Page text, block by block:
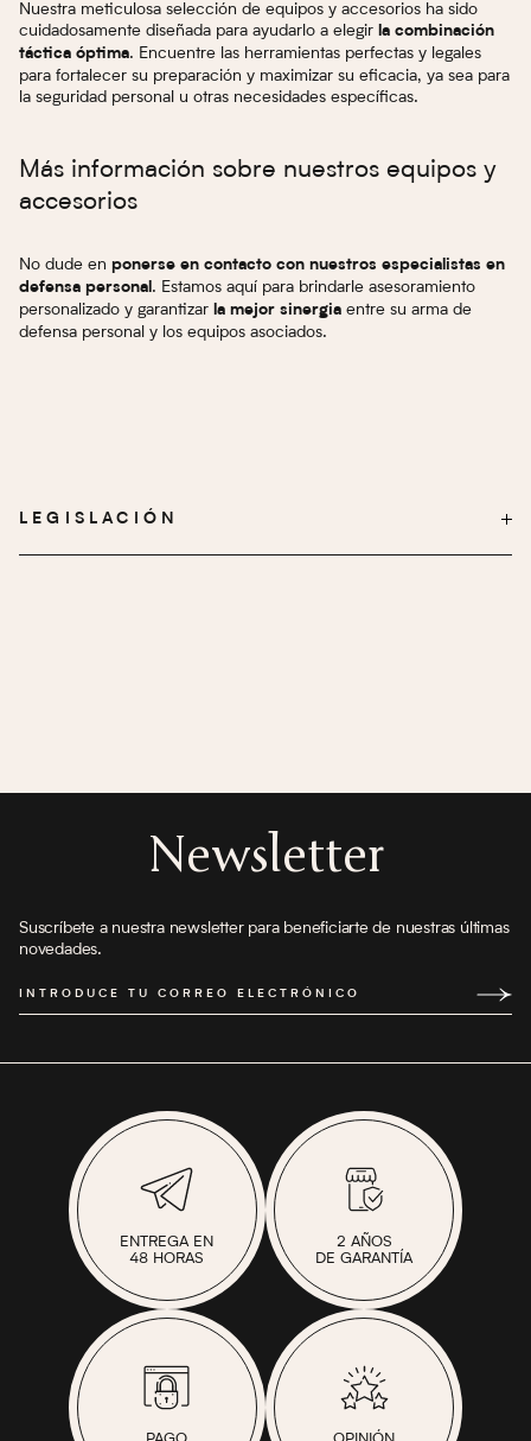
Nuestra meticulosa selección de equipos y accesorios ha sido
cuidadosamente diseñada para ayudarlo a elegir la combinación
táctica óptima. Encuentre las herramientas perfectas y legales
para fortalecer su preparación y maximizar su eficacia, ya sea para
la seguridad personal u otras necesidades específicas.
Más información sobre nuestros equipos y
accesorios
No dude en ponerse en contacto con nuestros especialistas en
defensa personal. Estamos aquí para brindarle asesoramiento
personalizado y garantizar la mejor sinergia entre su arma de
defensa personal y los equipos asociados.
LEGISLACIÓN
Newsletter
Suscríbete a nuestra newsletter para beneficiarte de nuestras últimas
novedades.
INTRODUCE TU CORREO ELECTRÓNICO
ENTREGA EN
48 HORAS
2 AÑOS
DE GARANTÍA